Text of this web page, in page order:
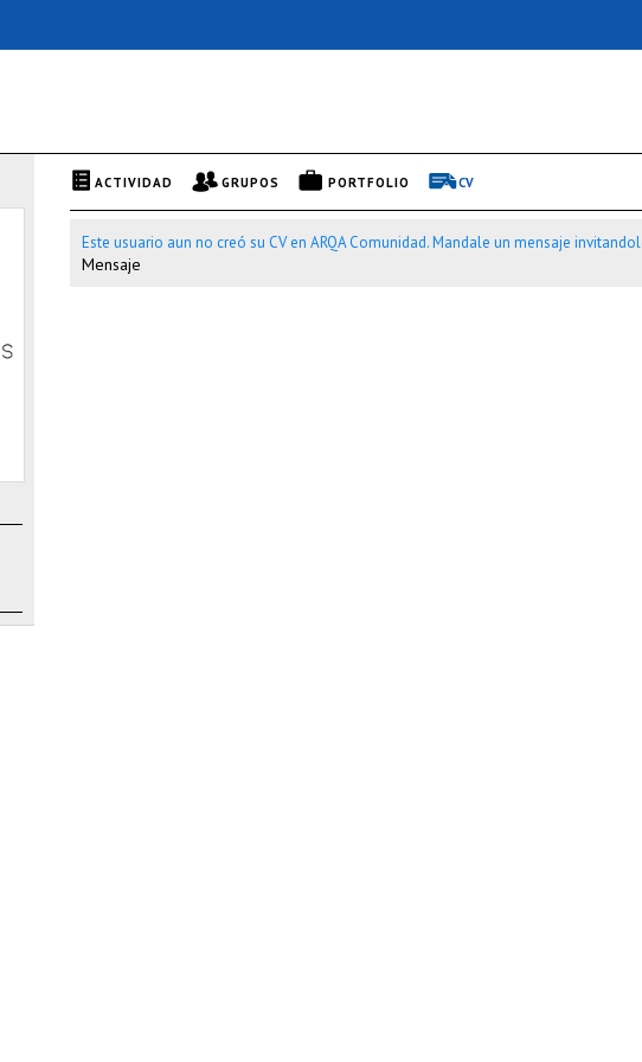
ACTIVIDAD GRUPOS PORTFOLIO CV
Este usuario aun no creó su CV en ARQA Comunidad. Mandale un mensaje
Mensaje